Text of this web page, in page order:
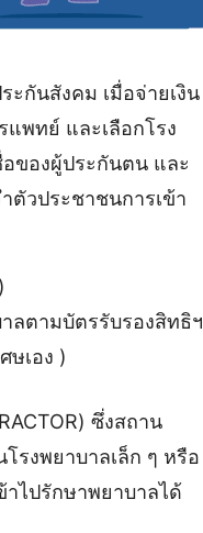
กันสังคม เมื่อจ่ายเงิน
แพทย์ และเลือกโรง
ของผู้ประกันตน และ
ตัวประชาชนการเข้า
ลตามบัตรรับรองสิทธิฯ
ษเอง )
ซึ่งสถาน
รงพยาบาลเล็ก ๆ หรือ
ไปรักษาพยาบาลได้